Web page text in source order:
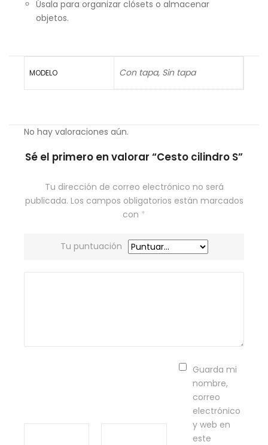
Úsala para organizar clósets o almacenar
objetos.
MODELO Con tapa, Sin tapa
No hay valoraciones aún.
Sé el primero en valorar “Cesto cilindro S”
Tu dirección de correo electrónico no será
publicada. Los campos obligatorios están marcados
con *
Tu puntuación
Guarda mi
nombre,
correo
electrónico
y web en
este